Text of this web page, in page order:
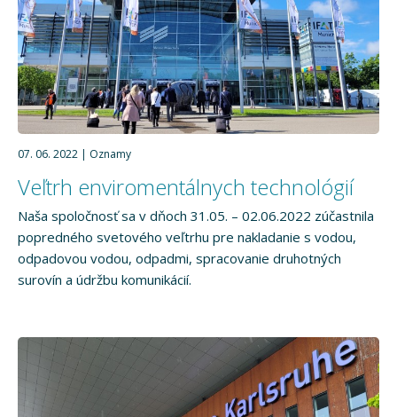
07. 06. 2022 Oznamy
Veľtrh enviromentálnych technológií
Naša spoločnosť sa v dňoch 31.05. – 02.06.2022 zúčastnila
popredného svetového veľtrhu pre nakladanie s vodou,
odpadovou vodou, odpadmi, spracovanie druhotných
surovín a údržbu komunikácií.